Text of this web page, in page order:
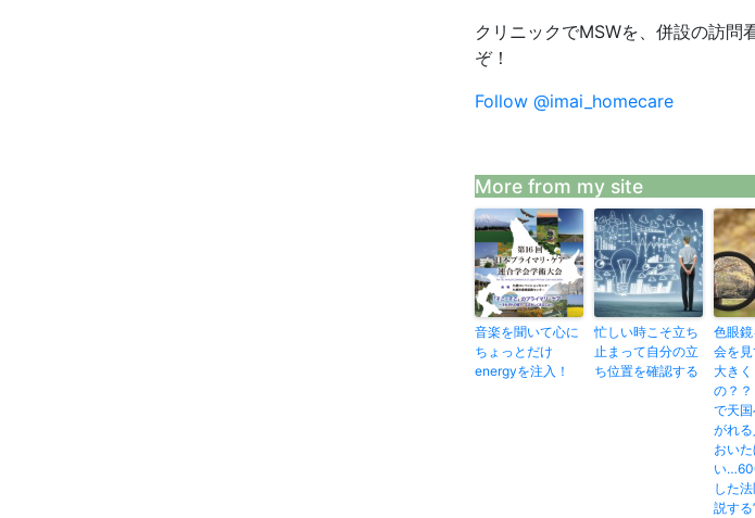
クリニックでMSWを、併設の訪
ぞ！
Follow @imai_homecare
More from my site
音楽を聞いて心に
ちょっとだけ
energyを注入！
忙しい時こそ立ち
止まって自分の立
ち位置を確認する
色眼
会を
大き
の？
で天
がれ
おい
い
した
説す